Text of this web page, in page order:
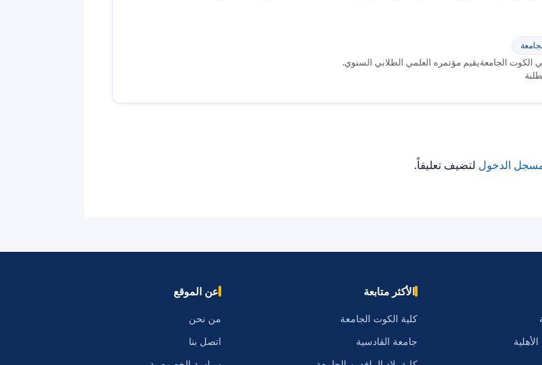
الكوت الجامعةيقيم مؤتمره العلمي الطلابي السنوي.
الدخول لتضيف تعليقاً.
الأكثر متابعة
كلية الكوت الجامعة
جامعة القادسية
عن الموقع
من نحن
اتصل بنا